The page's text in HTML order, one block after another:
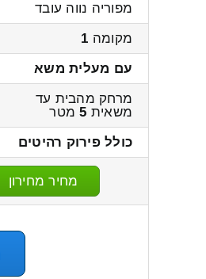
מפוריה נווה עובד
מקומה 1
עם מעלית משא
מרחק מהבית עד
משאית 5מטר
כולל פירוק רהיטים
מחיר מחירון